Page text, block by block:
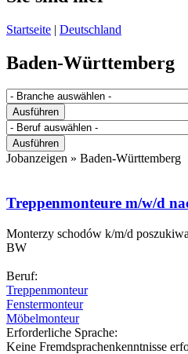
Startseite | Deutschland
Baden-Württemberg
Jobanzeigen » Baden-Württemberg
Treppenmonteure m/w/d
Monterzy schodów k/m/d
BW
Beruf:
Treppenmonteur
Fenstermonteur
Möbelmonteur
Erforderliche Sprache:
Keine Fremdsprachenkenntnisse